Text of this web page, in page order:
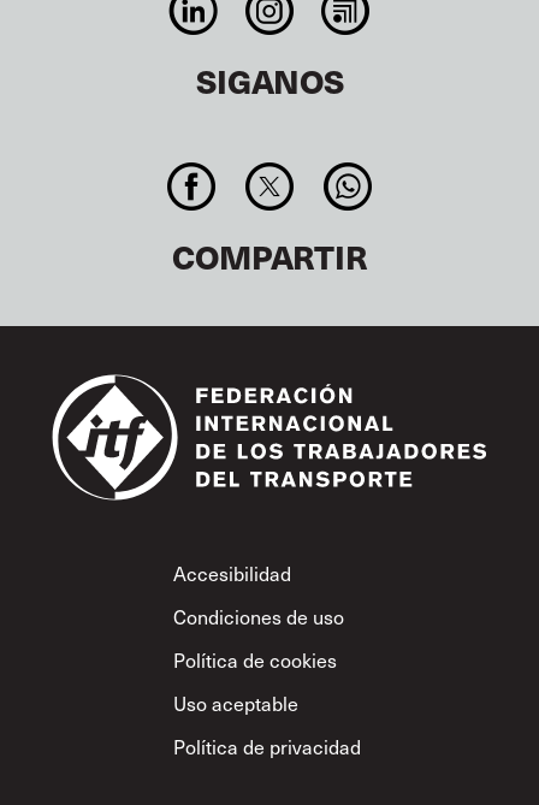
SIGANOS
COMPARTIR
Footer
Accesibilidad
Condiciones de uso
Política de cookies
Uso aceptable
Política de privacidad